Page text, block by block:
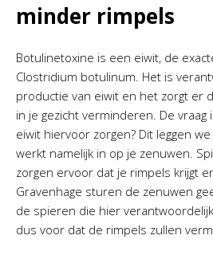
minder rimpels
Botulinetoxine is een eiwit, de
Clostridium botulinum. Het is
productie van eiwit en het zorgt er
in je gezicht verminderen. De
eiwit hiervoor zorgen? Dit leggen
werkt namelijk in op je zenuwen.
zorgen ervoor dat je rimpels krijgt
Gravenhage sturen de zenuwen
de spieren die hier
dus voor dat de rimpels zullen